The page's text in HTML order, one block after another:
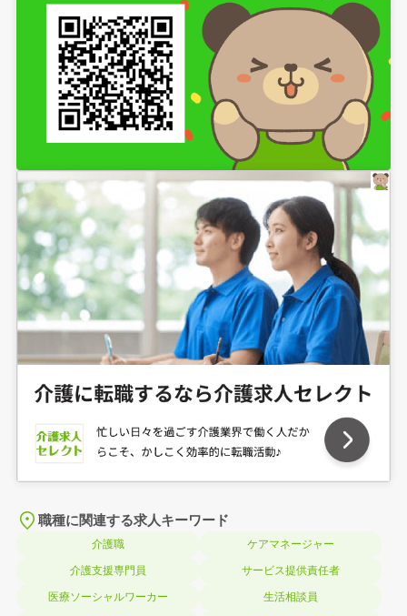
職種に関連する求人キーワード
介護職 ケアマネージャー
介護支援専門員 サービス提供責任者
医療ソーシャルワーカー 生活相談員